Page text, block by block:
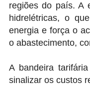
regiões do país. A
hidrelétricas, o
energia e força o
o abastecimento,
A bandeira
sinalizar os custos